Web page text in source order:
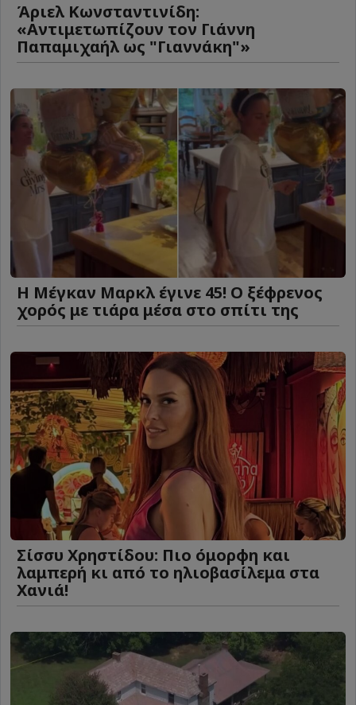
Άριελ Κωνσταντινίδη:
«Αντιμετωπίζουν τον Γιάννη
Παπαμιχαήλ ως "Γιαννάκη"»
Η Μέγκαν Μαρκλ έγινε 45! Ο ξέφρενος
χορός με τιάρα μέσα στο σπίτι της
Σίσσυ Χρηστίδου: Πιο όμορφη και
λαμπερή κι από το ηλιοβασίλεμα στα
Χανιά!